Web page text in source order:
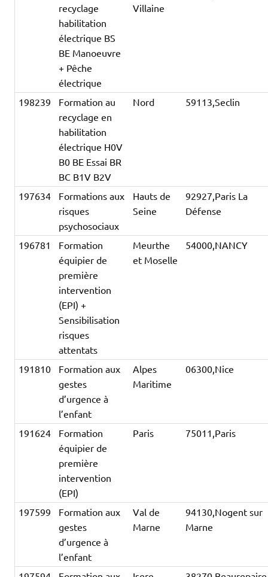
recyclage
habilitation
électrique BS
BE Manoeuvre
+ Pêche
électrique
Villaine
198239
Formation au
recyclage en
habilitation
électrique H0V
B0 BE Essai BR
BC B1V B2V
Nord 59113,Seclin
197634
Formations aux
risques
psychosociaux
Hauts de
Seine
92927,Paris La
Défense
196781
Formation
équipier de
première
intervention
(EPI) +
Sensibilisation
risques
attentats
Meurthe
et Moselle
54000,NANCY
191810
Formation aux
gestes
d’urgence à
l’enfant
Alpes
Maritime
06300,Nice
191624
Formation
équipier de
première
intervention
(EPI)
Paris 75011,Paris
197599
Formation aux
gestes
d’urgence à
l’enfant
Val de
Marne
94130,Nogent sur
Marne